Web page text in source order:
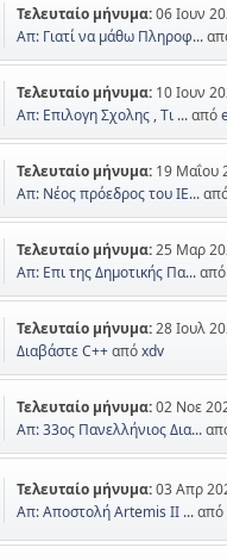
Τελευταίο μήνυμα:06 Ιουν
Απ: Γιατί να μάθω Πληροφ...
Τελευταίο μήνυμα: 10 Ιουν
Απ: Επιλογη Σχολης , Τι ...από
Τελευταίο μήνυμα: 19 Μαΐου
Απ: Νέος πρόεδρος του ΙΕ...
Τελευταίο μήνυμα:25 Μαρ
Απ: Επι της Δημοτικής Πα...από
Τελευταίο μήνυμα:28 Ιουλ
Διαβάστε C++απόxdv
Τελευταίο μήνυμα:02 Νοε
Απ: 33ος Πανελλήνιος Δια...
Τελευταίο μήνυμα:03 Απρ
Απ: Αποστολή Artemis II ...από